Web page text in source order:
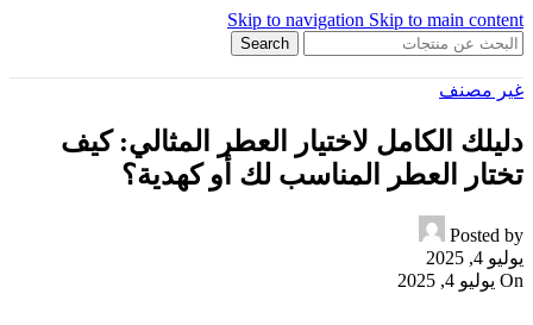
Skip to navigation Skip to main content
Search
غير مصنف
دليلك الكامل لاختيار العطر المثالي: كيف
تختار العطر المناسب لك أو كهدية؟
Posted by
يوليو 4, 2025
On يوليو 4, 2025